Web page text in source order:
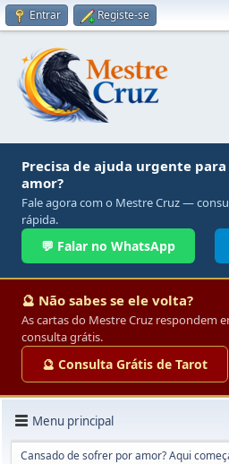
Entrar Registe-se
Precisa de ajuda urgente
amor?
Fale agora com o Mestre Cruz —
rápida.
💬 Falar no WhatsApp
🔮 Não sabes se ele volta?
As cartas do Mestre Cruz respondem
consulta grátis.
🔮 Consulta Grátis de Tarot
Menu principal
Cansado de sofrer por amor? Aqui